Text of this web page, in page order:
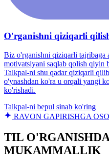
O'rganishni qiziqarli
Biz o'rganishni qiziqarli tajribaga
motivatsiyani saqlab qolish
Talkpal-ni shu qadar qiziqarli
o'ynashdan ko'ra u orqali yangi
ko'rishadi.
Talkpal-ni bepul sinab ko'ring
RAVON GAPIRISHGA
TIL
MUKAMMALLIK